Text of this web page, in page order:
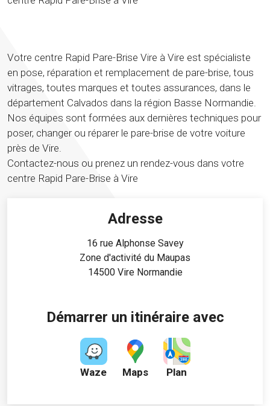
Votre centre Rapid Pare-Brise Vire à Vire est spécialiste
en pose, réparation et remplacement de pare-brise, tous
vitrages, toutes marques et toutes assurances, dans le
département Calvados dans la région Basse Normandie.
Nos équipes sont formées aux dernières techniques pour
poser, changer ou réparer le pare-brise de votre voiture
près de Vire.
Contactez-nous ou prenez un rendez-vous dans votre
centre Rapid Pare-Brise à Vire
Adresse
16 rue Alphonse Savey
Zone d'activité du Maupas
14500 Vire Normandie
Démarrer un itinéraire avec
Waze Maps Plan